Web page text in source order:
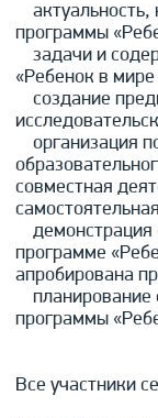
актуальность,
программы
задачи и
«Ребенок в
создание
организация
совместная
демонстрация
программе
апробирована
планирование
программы
Все участники